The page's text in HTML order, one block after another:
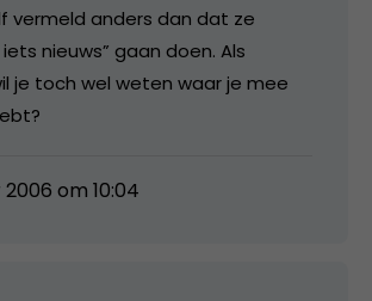
vermeld anders dan dat ze
nieuws” gaan doen. Als
je toch wel weten waar je mee
om 10:04